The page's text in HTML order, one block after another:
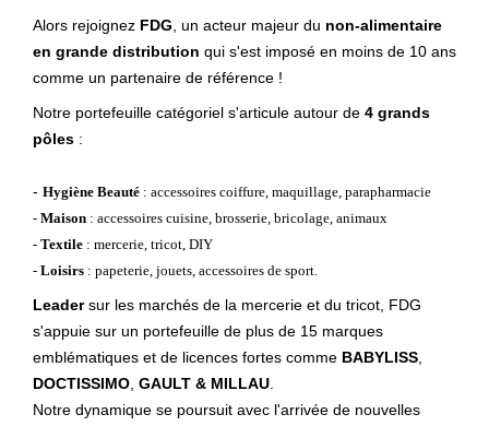
Alors rejoignez FDG , un acteur majeur du non-alimentaire
en grande distribution qui s'est imposé en moins de 10 ans
comme un partenaire de référence !
Notre portefeuille catégoriel s'articule autour de 4 grands
pôles :
- Hygiène Beauté : accessoires coiffure, maquillage, parapharmacie
- Maison : accessoires cuisine, brosserie, bricolage, animaux
- Textile : mercerie, tricot, DIY
- Loisirs : papeterie, jouets, accessoires de sport.
Leadersur les marchés de la mercerie et du tricot, FDG
s'appuie sur un portefeuille de plus de 15 marques
emblématiques et de licences fortes comme BABYLISS
DOCTISSIMO GAULT & MILLAU
Notre dynamique se poursuit avec l'arrivée de nouvelles